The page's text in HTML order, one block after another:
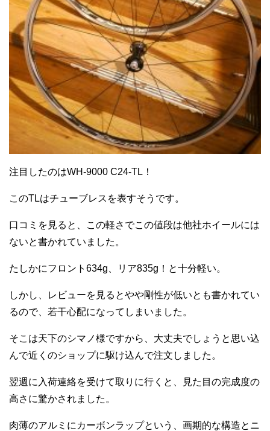
注目したのはWH-9000 C24-TL！
このTLはチューブレスを表すそうです。
口コミを見ると、この軽さでこの値段は他社ホイールには
ないと書かれていました。
たしかにフロント634g、リア835g！と十分軽い。
しかし、レビューを見るとやや剛性が低いとも書かれてい
るので、若干心配になってしまいました。
そこは天下のシマノ様ですから、大丈夫でしょうと思い込
んで近くのショップに駆け込んで注文しました。
翌週に入荷連絡を受けて取りに行くと、見た目の完成度の
高さに驚かされました。
肉薄のアルミにカーボンラップという、画期的な構造とニ